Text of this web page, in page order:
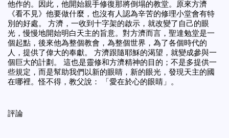
他作的。因此，他開始親手修復那將倒塌的教堂。原來方濟
《看不見》他要做什麼 ，也沒有人認為辛苦的修理小堂會有特
別的好處。 方濟，一收到十字架的啟示，就改變了自己的眼
光，慢慢地開始明白天主的旨意。對方濟而言，聖達勉堂是一
個起點，後來他為整個教會，為整個世界，為了各個時代的
人，提供了偉大的奉獻。 方濟跟隨耶穌的渴望，就變成參與一
個巨大的計劃。 這也是靈修和方濟精神的目的；不是多提供一
些規定，而是幫助我們以新的眼睛，新的眼光，發現天主的國
在哪裡。怪不得，教父說： 「愛在於心的眼睛」。
評論